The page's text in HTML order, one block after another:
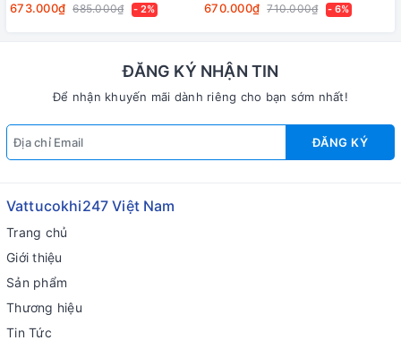
673.000₫ 685.000₫ - 2%
670.000₫ 710.000₫ - 6%
ĐĂNG KÝ NHẬN TIN
Để nhận khuyến mãi dành riêng cho bạn sớm nhất!
ĐĂNG KÝ
Vattucokhi247 Việt Nam
Trang chủ
Giới thiệu
Sản phẩm
Thương hiệu
Tin Tức